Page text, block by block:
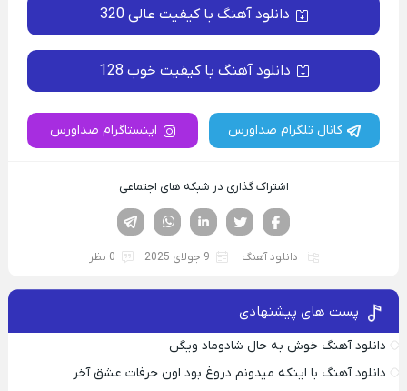
دانلود آهنگ با کیفیت عالی 320
دانلود آهنگ با کیفیت خوب 128
کانال تلگرام صداورس اینستاگرام صداورس
اشتراک گذاری در شبکه های اجتماعی
لینکدین تویتر
فیسوک
دانلود آهنگ 9 جولای 2025 0 نظر
پست های پیشنهادی
دانلود آهنگ خوش به حال شادوماد ویگن
دانلود آهنگ با اینکه میدونم دروغ بود اون حرفات عشق آخر